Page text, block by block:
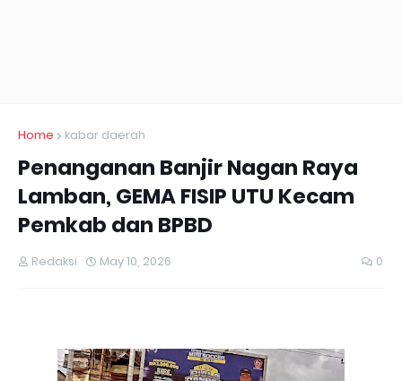
Home kabar daerah
Penanganan Banjir Nagan Raya
Lamban, GEMA FISIP UTU Kecam
Pemkab dan BPBD
Redaksi May 10, 2026 0